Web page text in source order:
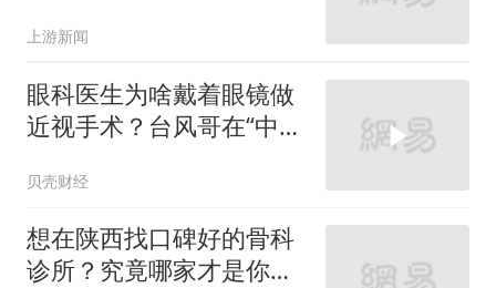
上游新闻
眼科医生为啥戴着眼镜做
近视手术？台风哥在“中国
贝壳财经
想在陕西找口碑好的骨科
诊所？究竟哪家才是你的